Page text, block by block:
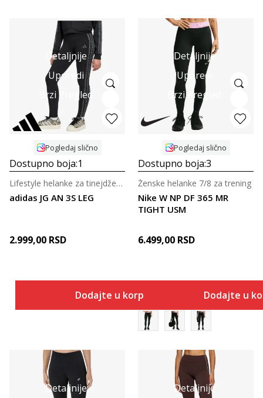
Detaljnije
Uporedi
Brzi Pregled
Pogledaj slično
Dostupno boja:1
adidas JG AN 3S LEG
Lifestyle helanke za tinejdžerke
2.999,00 RSD
Dodajte u korpu
Detaljnije
Uporedi
Brzi Pregled
Pogledaj slično
Dostupno boja:3
Nike W NP DF 365 MR
TIGHT USM
Ženske helanke 7/8 za trening
6.499,00 RSD
Dodajte u
Detaljnije
Detaljnije